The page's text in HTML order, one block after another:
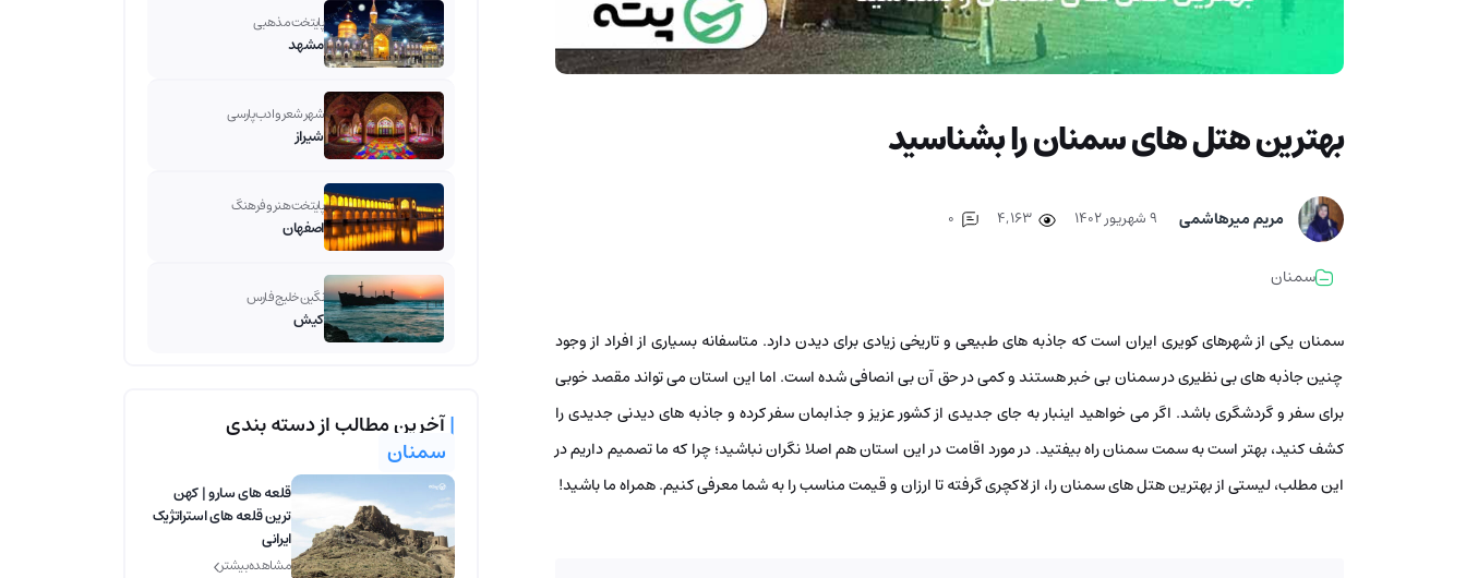
بهترین هتل های سمنان را بشناسید
مریم میرهاشمی ۹ شهریور ۱۴۰۲ 4,163
سمنان
سمنان یکی از شهرهای کویری ایران است که جاذبه های طبیعی و تاریخی زیادی برای دیدن دارد. متاسفانه بسیاری از افراد از وجود
چنین جاذبه های بی نظیری در سمنان بی خبر هستند و کمی در حق آن بی انصافی شده است. اما این استان می تواند مقصد خوبی
برای سفر و گردشگری باشد. اگر می خواهید اینبار به جای جدیدی از کشور عزیز و جذابمان سفر کرده و جاذبه های دیدنی جدیدی را
کشف کنید، بهتر است به سمت سمنان راه بیفتید. در مورد اقامت در این استان هم اصلا نگران نباشید؛ چرا که ما تصمیم داریم در
این مطلب، لیستی از بهترین هتل های سمنان را، از لاکچری گرفته تا ارزان و قیمت مناسب را به شما معرفی کنیم. همراه ما باشید!
پایتخت مذهبی
مشهد
شهر شعر و ادب پارسی
شیراز
پایتخت هنر و فرهنگ
اصفهان
نگین خلیج فارس
کیش
|آخرین مطالب از دسته بندی
سمنان
قلعه های سارو | کهن
ترین قلعه های استراتژیک
ایرانی
مشاهده بیشتر